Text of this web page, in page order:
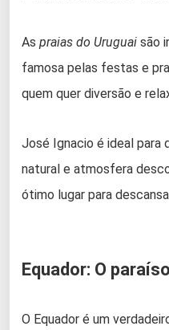
As praias do Uruguai são
famosa pelas festas e
quem quer diversão e
José Ignacio é ideal para
natural e atmosfera
ótimo lugar para
Equador: O
O Equador é um